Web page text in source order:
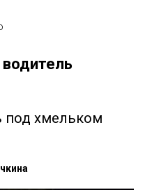
под хмельком